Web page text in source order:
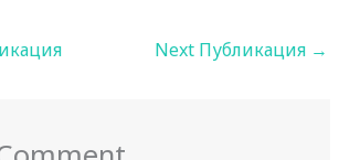
Next Публикация →